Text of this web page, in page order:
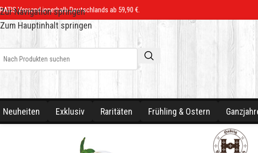
Zur Navigation springen
Zum Hauptinhalt springen
Versand innerhalb Deutschlands ab 59,90 €.
Neuheiten Exklusiv Raritäten Frühling & Ostern